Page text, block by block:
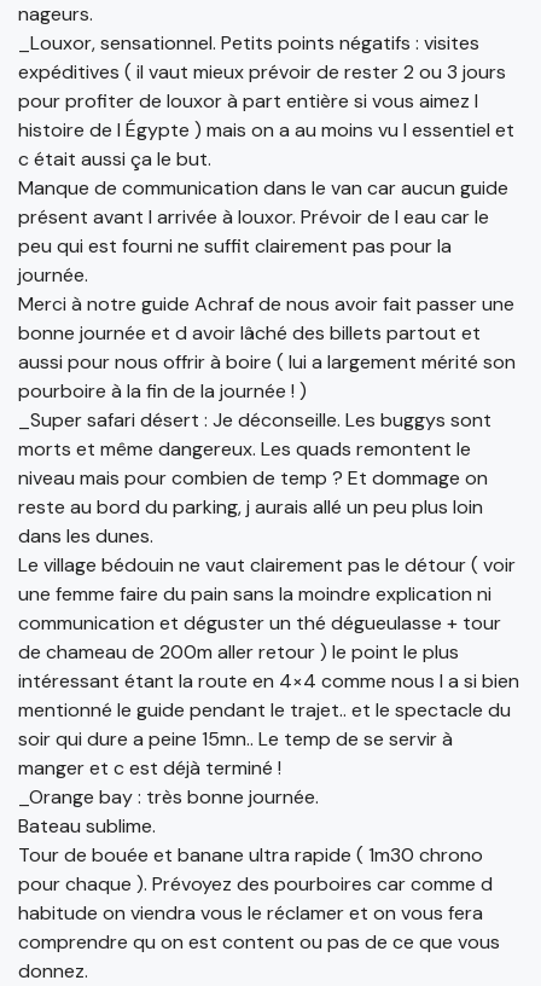
nageurs.
_Louxor, sensationnel. Petits points négatifs : visites
expéditives ( il vaut mieux prévoir de rester 2 ou 3 jours
pour profiter de louxor à part entière si vous aimez l
histoire de l Égypte ) mais on a au moins vu l essentiel et
c était aussi ça le but.
Manque de communication dans le van car aucun guide
présent avant l arrivée à louxor. Prévoir de l eau car le
peu qui est fourni ne suffit clairement pas pour la
journée.
Merci à notre guide Achraf de nous avoir fait passer une
bonne journée et d avoir lâché des billets partout et
aussi pour nous offrir à boire ( lui a largement mérité son
pourboire à la fin de la journée ! )
_Super safari désert : Je déconseille. Les buggys sont
morts et même dangereux. Les quads remontent le
niveau mais pour combien de temp ? Et dommage on
reste au bord du parking, j aurais allé un peu plus loin
dans les dunes.
Le village bédouin ne vaut clairement pas le détour ( voir
une femme faire du pain sans la moindre explication ni
communication et déguster un thé dégueulasse + tour
de chameau de 200m aller retour ) le point le plus
intéressant étant la route en 4×4 comme nous l a si bien
mentionné le guide pendant le trajet.. et le spectacle du
soir qui dure a peine 15mn.. Le temp de se servir à
manger et c est déjà terminé !
_Orange bay : très bonne journée.
Bateau sublime.
Tour de bouée et banane ultra rapide ( 1m30 chrono
pour chaque ). Prévoyez des pourboires car comme d
habitude on viendra vous le réclamer et on vous fera
comprendre qu on est content ou pas de ce que vous
donnez.